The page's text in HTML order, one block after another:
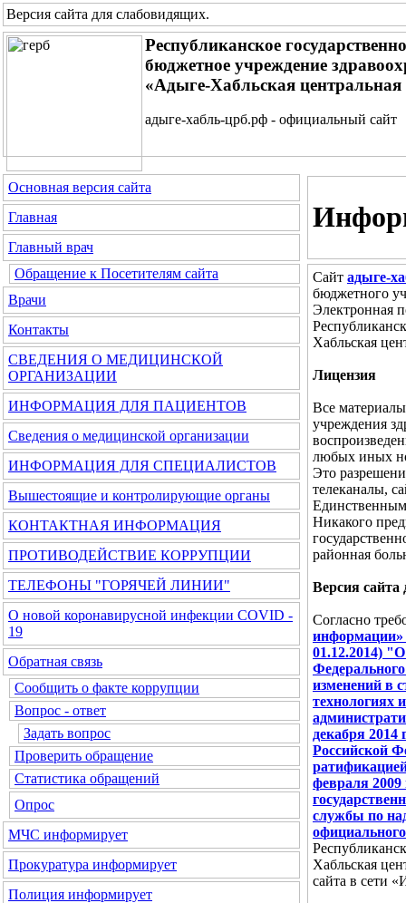
Версия сайта для слабовидящих.
Республиканское
бюджетное учреждение
«Адыге-Хабльская
адыге-хабль-црб.рф - официальный сайт
Основная версия сайта
Главная
Главный врач
Обращение к Посетителям сайта
Врачи
Контакты
СВЕДЕНИЯ О МЕДИЦИНСКОЙ
ОРГАНИЗАЦИИ
ИНФОРМАЦИЯ ДЛЯ ПАЦИЕНТОВ
Сведения о медицинской организации
ИНФОРМАЦИЯ ДЛЯ СПЕЦИАЛИСТОВ
Вышестоящие и контролирующие органы
КОНТАКТНАЯ ИНФОРМАЦИЯ
ПРОТИВОДЕЙСТВИЕ КОРРУПЦИИ
ТЕЛЕФОНЫ "ГОРЯЧЕЙ ЛИНИИ"
О новой коронавирусной инфекции COVID -
19
Обратная связь
Сообщить о факте коррупции
Вопрос - ответ
Задать вопрос
Проверить обращение
Статистика обращений
Опрос
МЧС информирует
Прокуратура информирует
Полиция информирует
Сайт адыге-
бюджетного
Электронная
Хабльская
Лицензия
Все
учреждения
любых иных
Это
телеканалы,
Единственным
Никакого
районная
Версия
Согласно
информации»
01.12.2014)
изменений в
технологиях
декабря
Российской
февраля 2009
службы по
Хабльская
сайта в сети